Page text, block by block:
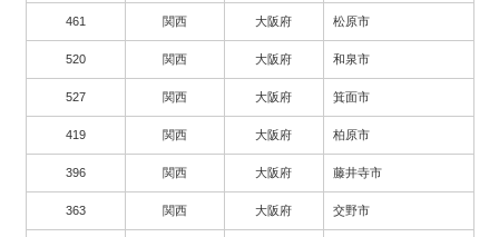
461 関西 大阪府 松原市
520 関西 大阪府 和泉市
527 関西 大阪府 箕面市
419 関西 大阪府 柏原市
396 関西 大阪府 藤井寺市
363 関西 大阪府 交野市